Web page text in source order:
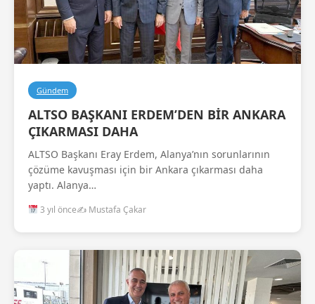
Gündem
ALTSO BAŞKANI ERDEM’DEN BİR ANKARA
ÇIKARMASI DAHA
ALTSO Başkanı Eray Erdem, Alanya’nın sorunlarının
çözüme kavuşması için bir Ankara çıkarması daha
yaptı. Alanya…
3 yıl önce✍️ Mustafa Çakar